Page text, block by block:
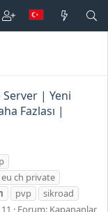
Server | Yeni
Fazlası |
eu ch private
pvp
sikroad
Forum: Kapananlar